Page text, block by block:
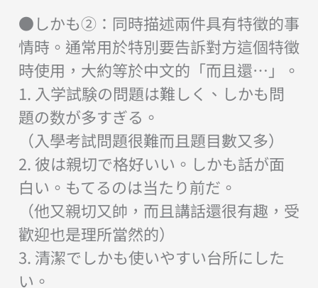
●しかも②：同時描述兩件具有特徵的事
情時。通常用於特別要告訴對方這個特徵
時使用，大約等於中文的「而且還…」。
1. 入学試験の問題は難しく、しかも問
題の数が多すぎる。
（入學考試問題很難而且題目數又多）
2. 彼は親切で格好いい。しかも話が面
白い。もてるのは当たり前だ。
（他又親切又帥，而且講話還很有趣，受
歡迎也是理所當然的）
3. 清潔でしかも使いやすい台所にした
い。